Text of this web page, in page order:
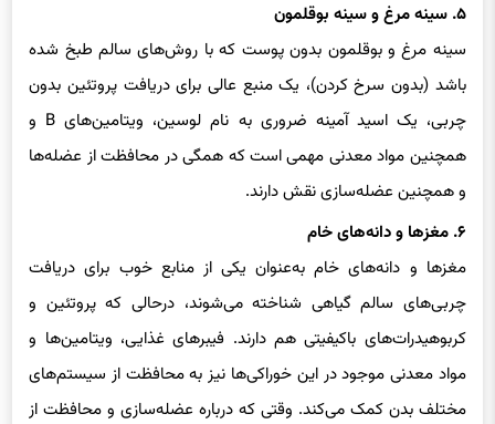
۵. سینه مرغ و سینه بوقلمون
سینه مرغ و بوقلمون بدون پوست که با روش‌های سالم طبخ شده
باشد (بدون سرخ کردن)، یک منبع عالی برای دریافت پروتئین بدون
چربی، یک اسید آمینه ضروری به نام لوسین، ویتامین‌های B و
همچنین مواد معدنی مهمی است که همگی در محافظت از عضله‌ها
و همچنین عضله‌سازی نقش دارند.
۶. مغزها و دانه‌های خام
مغزها و دانه‌های خام به‌عنوان یکی از منابع خوب برای دریافت
چربی‌های سالم گیاهی شناخته می‌شوند، درحالی که پروتئین و
کربوهیدرات‌های باکیفیتی هم دارند. فیبرهای غذایی، ویتامین‌ها و
مواد معدنی موجود در این خوراکی‌ها نیز به محافظت از سیستم‌های
مختلف بدن کمک می‌کند. وقتی که درباره عضله‌سازی و محافظت از